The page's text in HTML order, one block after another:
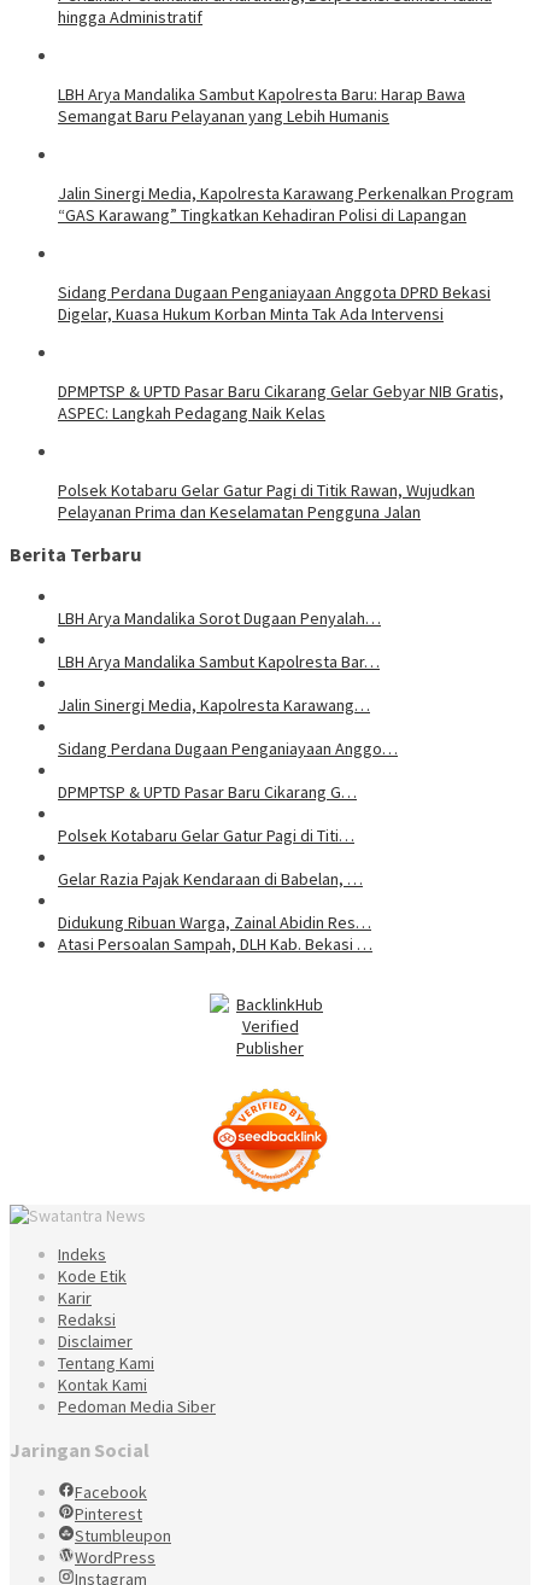
hingga Administratif
LBH Arya Mandalika Sambut Kapolresta Baru: Harap Bawa
Semangat Baru Pelayanan yang Lebih Humanis
Jalin Sinergi Media, Kapolresta Karawang Perkenalkan Program
“GAS Karawang” Tingkatkan Kehadiran Polisi di Lapangan
Sidang Perdana Dugaan Penganiayaan Anggota DPRD Bekasi
Digelar, Kuasa Hukum Korban Minta Tak Ada Intervensi
DPMPTSP & UPTD Pasar Baru Cikarang Gelar Gebyar NIB Gratis,
ASPEC: Langkah Pedagang Naik Kelas
Polsek Kotabaru Gelar Gatur Pagi di Titik Rawan, Wujudkan
Pelayanan Prima dan Keselamatan Pengguna Jalan
Berita Terbaru
LBH Arya Mandalika Sorot Dugaan Penyalah…
LBH Arya Mandalika Sambut Kapolresta Bar…
Jalin Sinergi Media, Kapolresta Karawang…
Sidang Perdana Dugaan Penganiayaan Anggo…
DPMPTSP & UPTD Pasar Baru Cikarang G…
Polsek Kotabaru Gelar Gatur Pagi di Titi…
Gelar Razia Pajak Kendaraan di Babelan, …
Didukung Ribuan Warga, Zainal Abidin Res…
Atasi Persoalan Sampah, DLH Kab. Bekasi …
Indeks
Kode Etik
Karir
Redaksi
Disclaimer
Tentang Kami
Kontak Kami
Pedoman Media Siber
Jaringan Social
Facebook
Pinterest
Stumbleupon
WordPress
Instagram